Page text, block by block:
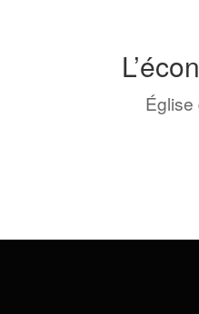
Église